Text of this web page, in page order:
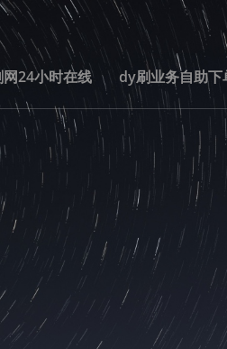
24小时在线 dy刷业务自助下